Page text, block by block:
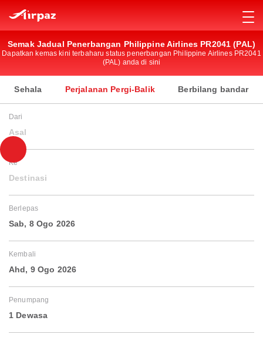
Semak Jadual Penerbangan Philippine Airlines PR2041 (PAL)
Dapatkan kemas kini terbaharu status penerbangan Philippine Airlines PR2041
(PAL) anda di sini
Sehala Perjalanan Pergi-Balik Berbilang bandar
Dari
Asal
Ke
Destinasi
Berlepas
Sab, 8 Ogo 2026
Kembali
Ahd, 9 Ogo 2026
Penumpang
1 Dewasa